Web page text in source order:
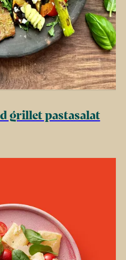
grillet pastasalat